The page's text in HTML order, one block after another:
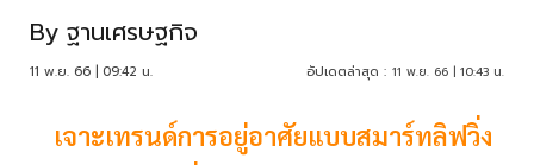
By ฐานเศรษฐกิจ
11 พ.ย. 66 | 09:42 น. อัปเดตล่าสุด : 11 พ.ย. 66 | 10:43 น.
เจาะเทรนด์การอยู่อาศัยแบบสมาร์ทลิฟวิ่ง